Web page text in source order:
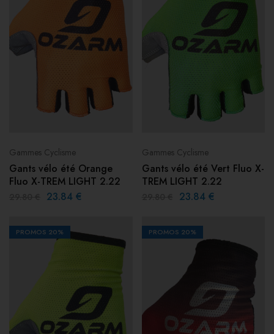
Gammes Cyclisme
Gants vélo été Orange
Fluo X-TREM LIGHT 2.22
23.84 €
Gammes Cyclisme
Gants vélo été Vert Fluo X-
TREM LIGHT 2.22
23.84 €
PROMOS 20% PROMOS 20%